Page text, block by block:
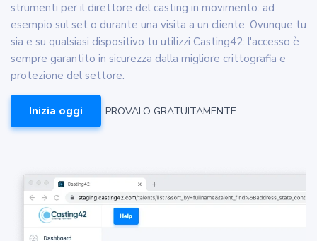
strumenti per il direttore del casting in movimento: ad
esempio sul set o durante una visita a un cliente. Ovunque tu
sia e su qualsiasi dispositivo tu utilizzi Casting42: l'accesso è
sempre garantito in sicurezza dalla migliore crittografia e
protezione del settore.
Inizia oggi PROVALO GRATUITAMENTE